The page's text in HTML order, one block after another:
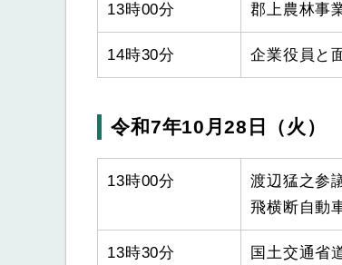
13時00分 郡上農林事
14時30分 企業役員と
令和7年10月28日（火）
13時00分
渡辺猛之参
飛横断自動
13時30分 国土交通省